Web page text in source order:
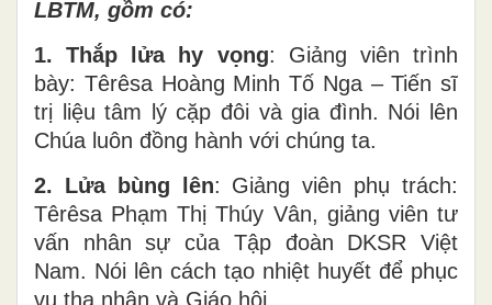
LBTM, gồm có:
1. Thắp lửa hy vọng: Giảng viên trình
bày: Têrêsa Hoàng Minh Tố Nga – Tiến sĩ
trị liệu tâm lý cặp đôi và gia đình. Nói lên
Chúa luôn đồng hành với chúng ta.
2. Lửa bùng lên: Giảng viên phụ trách:
Têrêsa Phạm Thị Thúy Vân, giảng viên tư
vấn nhân sự của Tập đoàn DKSR Việt
Nam. Nói lên cách tạo nhiệt huyết để phục
vụ tha nhân và Giáo hội.